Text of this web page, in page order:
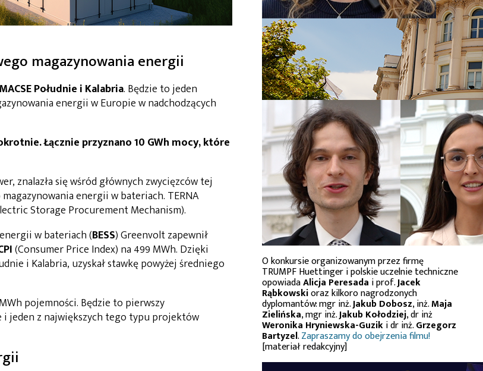
magazynowania energii
MACSE Południe i Kalabria. Będzie to jeden
energii w Europie w nadchodzących
Łącznie przyznano 10 GWh mocy, które
znalazła się wśród głównych zwycięzców tej
energii w bateriach. TERNA
Storage Procurement Mechanism).
w bateriach (BESS) Greenvolt zapewnił
(Consumer Price Index) na 499 MWh. Dzięki
i Kalabria, uzyskał stawkę powyżej średniego
pojemności. Będzie to pierwszy
i jeden z największych tego typu projektów
O konkursie organizowanym przez firmę
TRUMPF Huettinger i polskie uczelnie techniczne
opowiadaAlicja Peresada i prof.Jacek
Rąbkowskioraz kilkoro nagrodzonych
dyplomantów: mgr inż.Jakub Dobosz, inż.Maja
Zielińska, mgr inż.Jakub Kołodziej, dr inż
Weronika Hryniewska-Guziki dr inż.Grzegorz
Bartyzel.Zapraszamy do obejrzenia filmu!
[materiał redakcyjny]